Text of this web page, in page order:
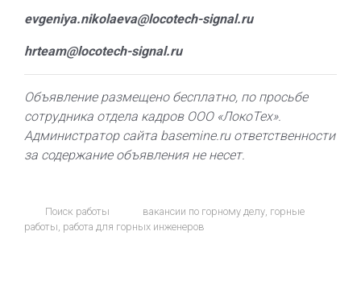
evgeniya.nikolaeva@locotech-signal.ru
hrteam@locotech-signal.ru
Объявление размещено бесплатно, по просьбе
сотрудника отдела кадров ООО «ЛокоТех».
Администратор сайта basemine.ru ответственности
за содержание объявления не несет.
Поиск работы вакансии по горному делу, горные
работы, работа для горных инженеров